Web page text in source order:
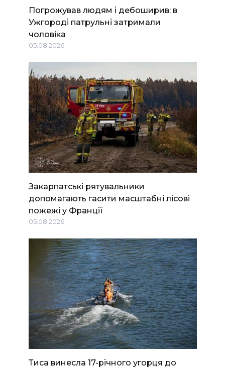
Погрожував людям і дебоширив: в
Ужгороді патрульні затримали
чоловіка
05.08.2026
Закарпатські рятувальники
допомагають гасити масштабні лісові
пожежі у Франції
05.08.2026
Тиса винесла 17-річного угорця до